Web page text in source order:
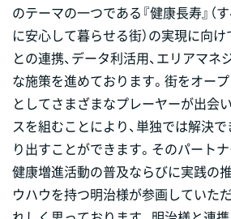
のテーマの一つである『健康長寿』（
に安心して暮らせる街）の実現に向
との連携、データ利活用、エリアマ
な施策を進めております。街をオー
としてさまざまなプレーヤーが出会
スを組むことにより、単独では解決
り出すことができます。そのパート
健康増進活動の普及ならびに実践の
ウハウを持つ明治様が参画していた